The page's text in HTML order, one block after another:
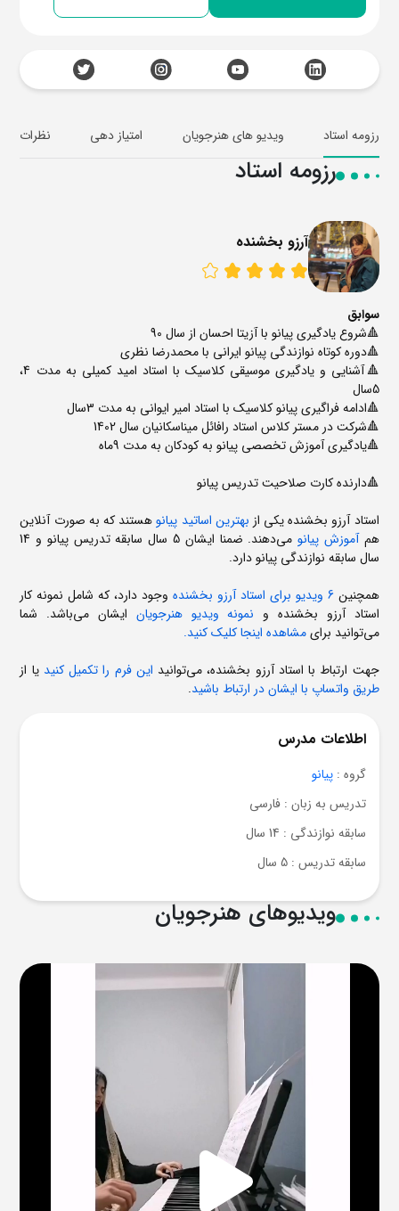
رزومه استاد ویدیو های هنرجویان امتیاز دهی نظرات
رزومه استاد
آرزو بخشنده
سوابق
🔺شروع یادگیری پیانو با آزیتا احسان از سال 90
🔺دوره کوتاه نوازندگی پیانو ایرانی با محمدرضا نظری
🔺آشنایی و یادگیری موسیقی کلاسیک با استاد امید کمیلی به مدت 4،
5سال
🔺ادامه فراگیری پیانو کلاسیک با استاد امیر ایوانی به مدت 3سال
🔺شرکت در مستر کلاس استاد رافائل میناسکانیان سال 1402
🔺یادگیری آموزش تخصصی پیانو به کودکان به مدت 9ماه
🔺دارنده کارت صلاحیت تدریس پیانو
استاد آرزو بخشنده یکی از بهترین اساتید پیانوهستند که به صورت آنلاین
همآموزش پیانو
می‌دهند. ضمنا ایشان 5 سال سابقه تدریس پیانو و 14
سال سابقه نوازندگی پیانو دارد.
همچنین6 ویدیو برای استاد آرزو بخشنده
وجود دارد، که شامل نمونه کار
استاد آرزو بخشنده و نمونه ویدیو هنرجویان ایشان می‌باشد. شما
می‌توانید برایمشاهده اینجا کلیک کنید.
جهت ارتباط با استاد آرزو بخشنده، می‌توانید این فرم را تکمیل کنید یا از
طریق واتساپ با ایشان در ارتباط باشید.
اطلاعات مدرس
گروه :پیانو
تدریس به زبان : فارسی
سابقه نوازندگی : 14 سال
سابقه تدریس : 5 سال
ویدیوهای هنرجویان